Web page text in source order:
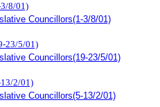
8/01)
Councillors(1-3/8/01)
23/5/01)
Councillors(19-23/5/01)
2/01)
Councillors(5-13/2/01)